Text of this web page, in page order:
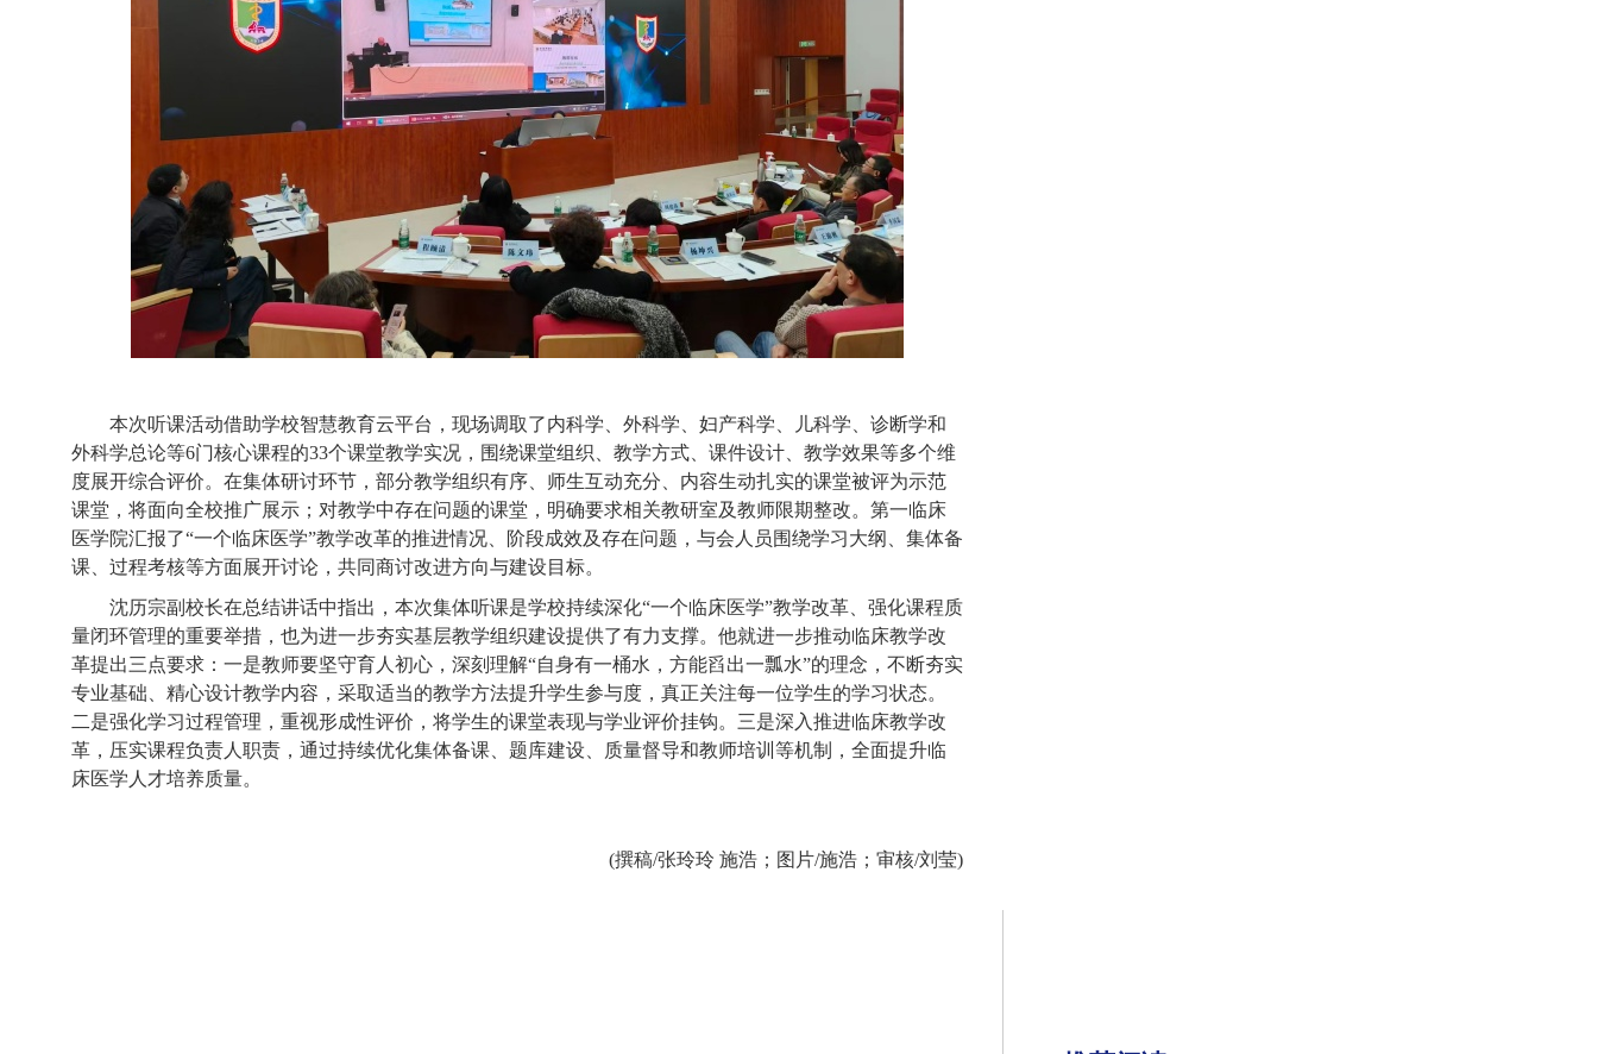
本次听课活动借助学校智慧教育云平台，现场调取了内科学、外科学、妇产科学、儿科学、诊断学和
外科学总论等6门核心课程的33个课堂教学实况，围绕课堂组织、教学方式、课件设计、教学效果等多个维
度展开综合评价。在集体研讨环节，部分教学组织有序、师生互动充分、内容生动扎实的课堂被评为示范
课堂，将面向全校推广展示；对教学中存在问题的课堂，明确要求相关教研室及教师限期整改。第一临床
医学院汇报了“一个临床医学”教学改革的推进情况、阶段成效及存在问题，与会人员围绕学习大纲、集体备
课、过程考核等方面展开讨论，共同商讨改进方向与建设目标。
沈历宗副校长在总结讲话中指出，本次集体听课是学校持续深化“一个临床医学”教学改革、强化课程质
量闭环管理的重要举措，也为进一步夯实基层教学组织建设提供了有力支撑。他就进一步推动临床教学改
革提出三点要求：一是教师要坚守育人初心，深刻理解“自身有一桶水，方能舀出一瓢水”的理念，不断夯实
专业基础、精心设计教学内容，采取适当的教学方法提升学生参与度，真正关注每一位学生的学习状态。
二是强化学习过程管理，重视形成性评价，将学生的课堂表现与学业评价挂钩。三是深入推进临床教学改
革，压实课程负责人职责，通过持续优化集体备课、题库建设、质量督导和教师培训等机制，全面提升临
床医学人才培养质量。
(撰稿/张玲玲 施浩；图片/施浩；审核/刘莹)